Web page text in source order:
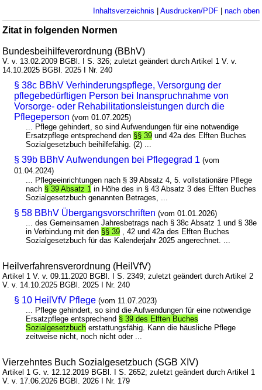
Inhaltsverzeichnis | Ausdrucken/PDF| nach oben
Zitat in folgenden Normen
Bundesbeihilfeverordnung (BBhV)
V. v. 13.02.2009 BGBl. I S. 326; zuletzt geändert durch Artikel 1 V. v.
14.10.2025 BGBl. 2025 I Nr. 240
§ 38c BBhV Verhinderungspflege, Versorgung der
pflegebedürftigen Person bei Inanspruchnahme von
Vorsorge- oder Rehabilitationsleistungen durch die
Pflegeperson (vom 01.07.2025)
... Pflege gehindert, so sind Aufwendungen für eine notwendige
Ersatzpflege entsprechend den §§ 39 und 42a des Elften Buches
Sozialgesetzbuch beihilfefähig. (2) ...
§ 39b BBhV Aufwendungen bei Pflegegrad 1 (vom
01.04.2024)
... Pflegeeinrichtungen nach § 39 Absatz 4, 5. vollstationäre Pflege
nach § 39 Absatz 1 in Höhe des in § 43 Absatz 3 des Elften Buches
Sozialgesetzbuch genannten Betrages, ...
§ 58 BBhV Übergangsvorschriften (vom 01.01.2026)
... des Gemeinsamen Jahresbetrags nach § 38c Absatz 1 und § 38e
in Verbindung mit den §§ 39 , 42 und 42a des Elften Buches
Sozialgesetzbuch für das Kalenderjahr 2025 angerechnet. ...
Heilverfahrensverordnung (HeilVfV)
Artikel 1 V. v. 09.11.2020 BGBl. I S. 2349; zuletzt geändert durch Artikel 2
V. v. 14.10.2025 BGBl. 2025 I Nr. 240
§ 10 HeilVfV Pflege (vom 11.07.2023)
... Pflege gehindert, so sind die Aufwendungen für eine notwendige
Ersatzpflege entsprechend § 39 des Elften Buches
Sozialgesetzbuch erstattungsfähig. Kann die häusliche Pflege
zeitweise nicht, noch nicht oder ...
Vierzehntes Buch Sozialgesetzbuch (SGB XIV)
Artikel 1 G. v. 12.12.2019 BGBl. I S. 2652; zuletzt geändert durch Artikel 1
V. v. 17.06.2026 BGBl. 2026 I Nr. 179